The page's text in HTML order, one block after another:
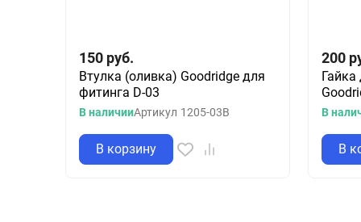
150 руб.
Втулка (оливка) Goodridge для
фитинга D-03
В наличииАртикул 1205-03B
В корзину
200
В
В